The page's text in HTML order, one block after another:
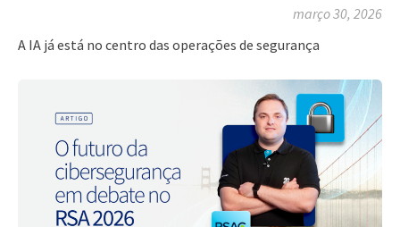
março 30, 2026
A IA já está no centro das operações de segurança